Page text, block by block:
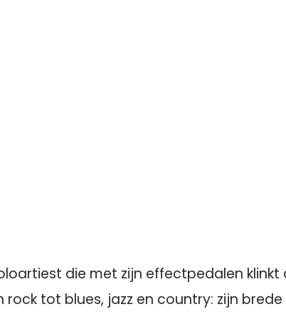
die met zijn effectpedalen klinkt
tot blues, jazz en country: zijn